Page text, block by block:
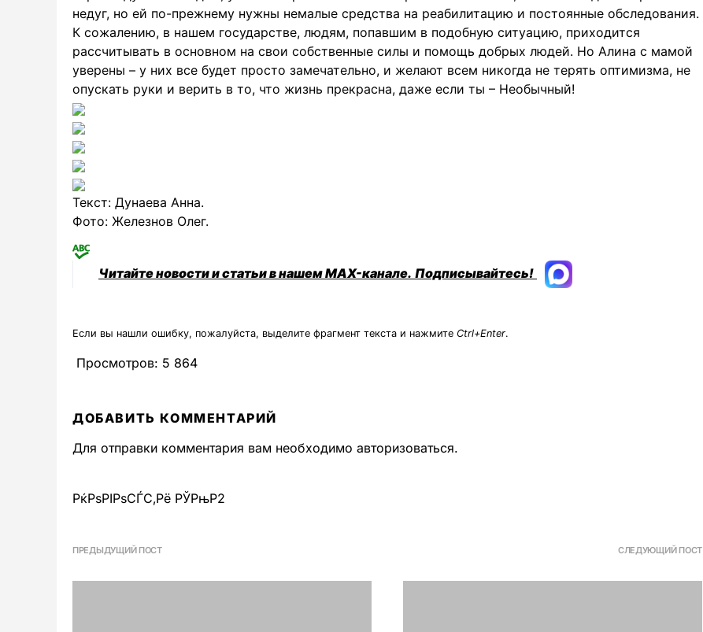
недуг, но ей по-прежнему нужны немалые средства на реабилитацию и постоянные обследования.
К сожалению, в нашем государстве, людям, попавшим в подобную ситуацию, приходится
рассчитывать в основном на свои собственные силы и помощь добрых людей. Но Алина с мамой
уверены – у них все будет просто замечательно, и желают всем никогда не терять оптимизма, не
опускать руки и верить в то, что жизнь прекрасна, даже если ты – Необычный!
Текст: Дунаева Анна.
Фото: Железнов Олег.
Читайте новости и статьи в нашем MAX-канале. Подписывайтесь!
Если вы нашли ошибку, пожалуйста, выделите фрагмент текста и нажмите Ctrl+Enter.
Просмотров: 5 864
ДОБАВИТЬ КОММЕНТАРИЙ
Для отправки комментария вам необходимо авторизоваться.
РќРѕРІРѕСЃС‚Рё РЎРњР2
ПРЕДЫДУЩИЙ ПОСТ СЛЕДУЮЩИЙ ПОСТ